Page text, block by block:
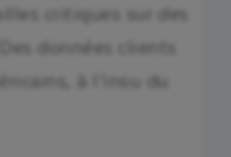
critiques sur des
données clients
à l’insu du